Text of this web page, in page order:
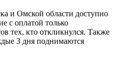
и Омской области доступно
с оплатой только
тех, кто откликнулся. Также
3 дня поднимаются